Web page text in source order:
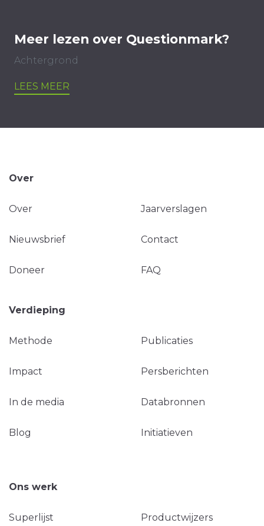
Meer lezen over Questionmark?
Achtergrond
LEES MEER
Over
Over Jaarverslagen
Nieuwsbrief Contact
Doneer FAQ
Verdieping
Methode Publicaties
Impact Persberichten
In de media Databronnen
Blog Initiatieven
Ons werk
Superlijst Productwijzers